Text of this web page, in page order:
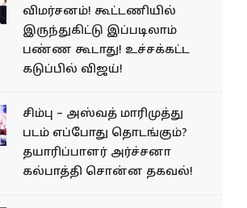
விமர்சனம்! கூட்டணியில்
இருந்துகிட்டு இப்படிலாம்
பண்ண கூடாது! உச்சக்கட்ட
கடுப்பில் விஜய்!
சிம்பு – அஸ்வத் மாரிமுத்து
படம் எப்போது தொடங்கும்?
தயாரிப்பாளர் அர்ச்சனா
கல்பாத்தி சொன்ன தகவல்!